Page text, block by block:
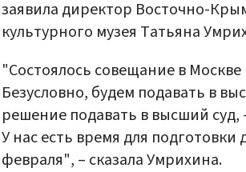
заявила директор Восточно-
культурного музея Татьяна
"Состоялось совещание в Москве
Безусловно, будем подавать в
решение подавать в высший суд,
У нас есть время для
февраля", – сказала Умрихина.